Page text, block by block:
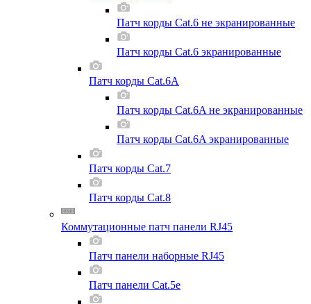
Патч корды Cat.6 не экранированные
Патч корды Cat.6 экранированные
Патч корды Cat.6A
Патч корды Cat.6A не экранированные
Патч корды Cat.6A экранированные
Патч корды Cat.7
Патч корды Cat.8
Коммутационные патч панели RJ45
Патч панели наборные RJ45
Патч панели Cat.5e